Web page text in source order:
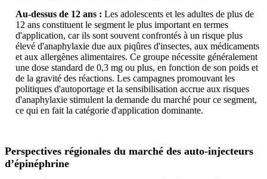
Au-dessus de 12 ans : Les adolescents et les adultes de plus de
12 ans constituent le segment le plus important en termes
d'application, car ils sont souvent confrontés à un risque plus
élevé d'anaphylaxie due aux piqûres d'insectes, aux médicaments
et aux allergènes alimentaires. Ce groupe nécessite généralement
une dose standard de 0,3 mg ou plus, en fonction de son poids et
de la gravité des réactions. Les campagnes promouvant les
politiques d'autoportage et la sensibilisation accrue aux risques
d'anaphylaxie stimulent la demande du marché pour ce segment,
ce qui en fait la catégorie d'application dominante.
Perspectives régionales du marché des auto-injecteurs
d’épinéphrine